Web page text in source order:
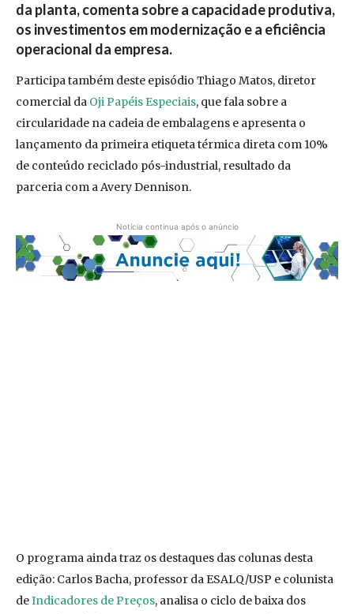
da planta, comenta sobre a capacidade produtiva,
os investimentos em modernização e a eficiência
operacional da empresa.
Participa também deste episódio Thiago Matos, diretor
comercial da Oji Papéis Especiais, que fala sobre a
circularidade na cadeia de embalagens e apresenta o
lançamento da primeira etiqueta térmica direta com 10%
de conteúdo reciclado pós-industrial, resultado da
parceria com a Avery Dennison.
Notícia continua após o anúncio
O programa ainda traz os destaques das colunas desta
edição: Carlos Bacha, professor da ESALQ/USP e colunista
deIndicadores de Preços, analisa o ciclo de baixa dos